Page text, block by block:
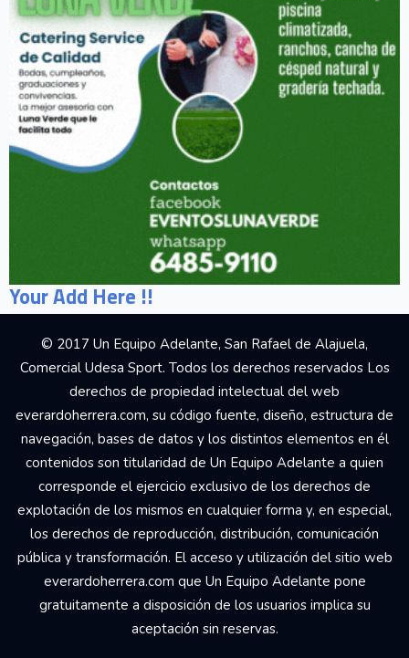
Your Add Here !!
© 2017 Un Equipo Adelante, San Rafael de Alajuela,
Comercial Udesa Sport. Todos los derechos reservados Los
derechos de propiedad intelectual del web
everardoherrera.com, su código fuente, diseño, estructura de
navegación, bases de datos y los distintos elementos en él
contenidos son titularidad de Un Equipo Adelante a quien
corresponde el ejercicio exclusivo de los derechos de
explotación de los mismos en cualquier forma y, en especial,
los derechos de reproducción, distribución, comunicación
pública y transformación. El acceso y utilización del sitio web
everardoherrera.com que Un Equipo Adelante pone
gratuitamente a disposición de los usuarios implica su
aceptación sin reservas.